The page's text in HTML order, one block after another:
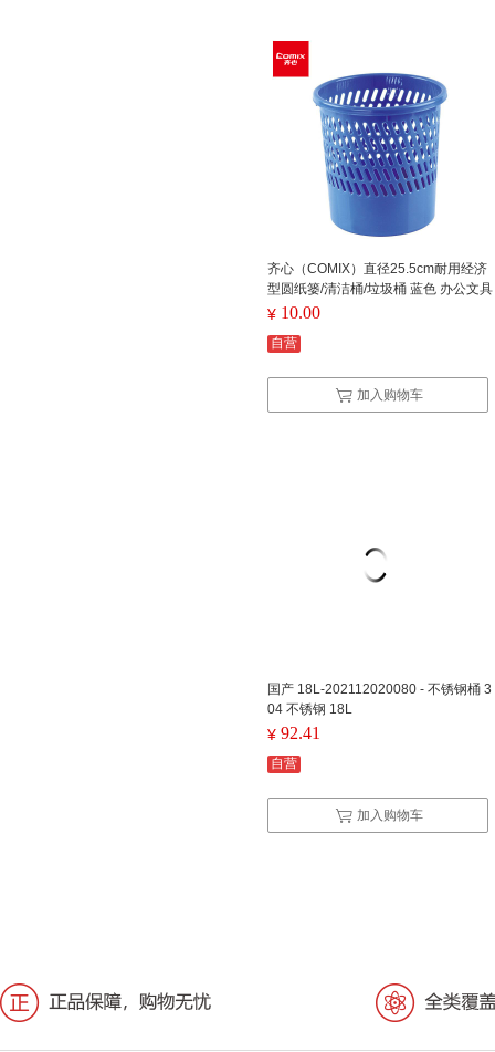
齐心（COMIX）直径25.5cm耐用经济
型圆纸篓/清洁桶/垃圾桶 蓝色 办公文具
L202
¥ 10.00
自营
加入购物车
国产 18L-202112020080 - 不锈钢桶 3
04 不锈钢 18L
¥ 92.41
自营
加入购物车